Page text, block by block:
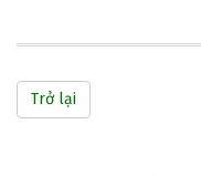
Trở lại